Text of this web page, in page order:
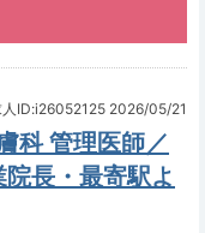
人ID:i26052125 2026/05/21
科 管理医師／
長・最寄駅よ